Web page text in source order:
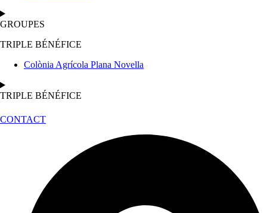
GROUPES
TRIPLE BÉNÉFICE
Colònia Agrícola Plana Novella
TRIPLE BÉNÉFICE
CONTACT